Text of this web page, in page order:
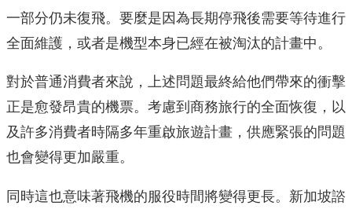
一部分仍未復飛。要麼是因為長期停飛後需要等待進行
全面維護，或者是機型本身已經在被淘汰的計畫中。
對於普通消費者來說，上述問題最終給他們帶來的衝擊
正是愈發昂貴的機票。考慮到商務旅行的全面恢復，以
及許多消費者時隔多年重啟旅遊計畫，供應緊張的問題
也會變得更加嚴重。
同時這也意味著飛機的服役時間將變得更長。新加坡諮